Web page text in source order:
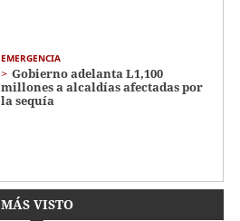
EMERGENCIA
Gobierno adelanta L1,100
millones a alcaldías afectadas por
la sequía
MÁS VISTO